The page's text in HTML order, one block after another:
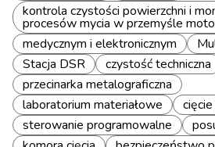
kontrola czystości powierzchni i
procesów mycia w przemyśle
medycznym i elektronicznym
Stacja DSR
czystość techniczna
przecinarka metalograficzna
laboratorium materiałowe
sterowanie programowalne